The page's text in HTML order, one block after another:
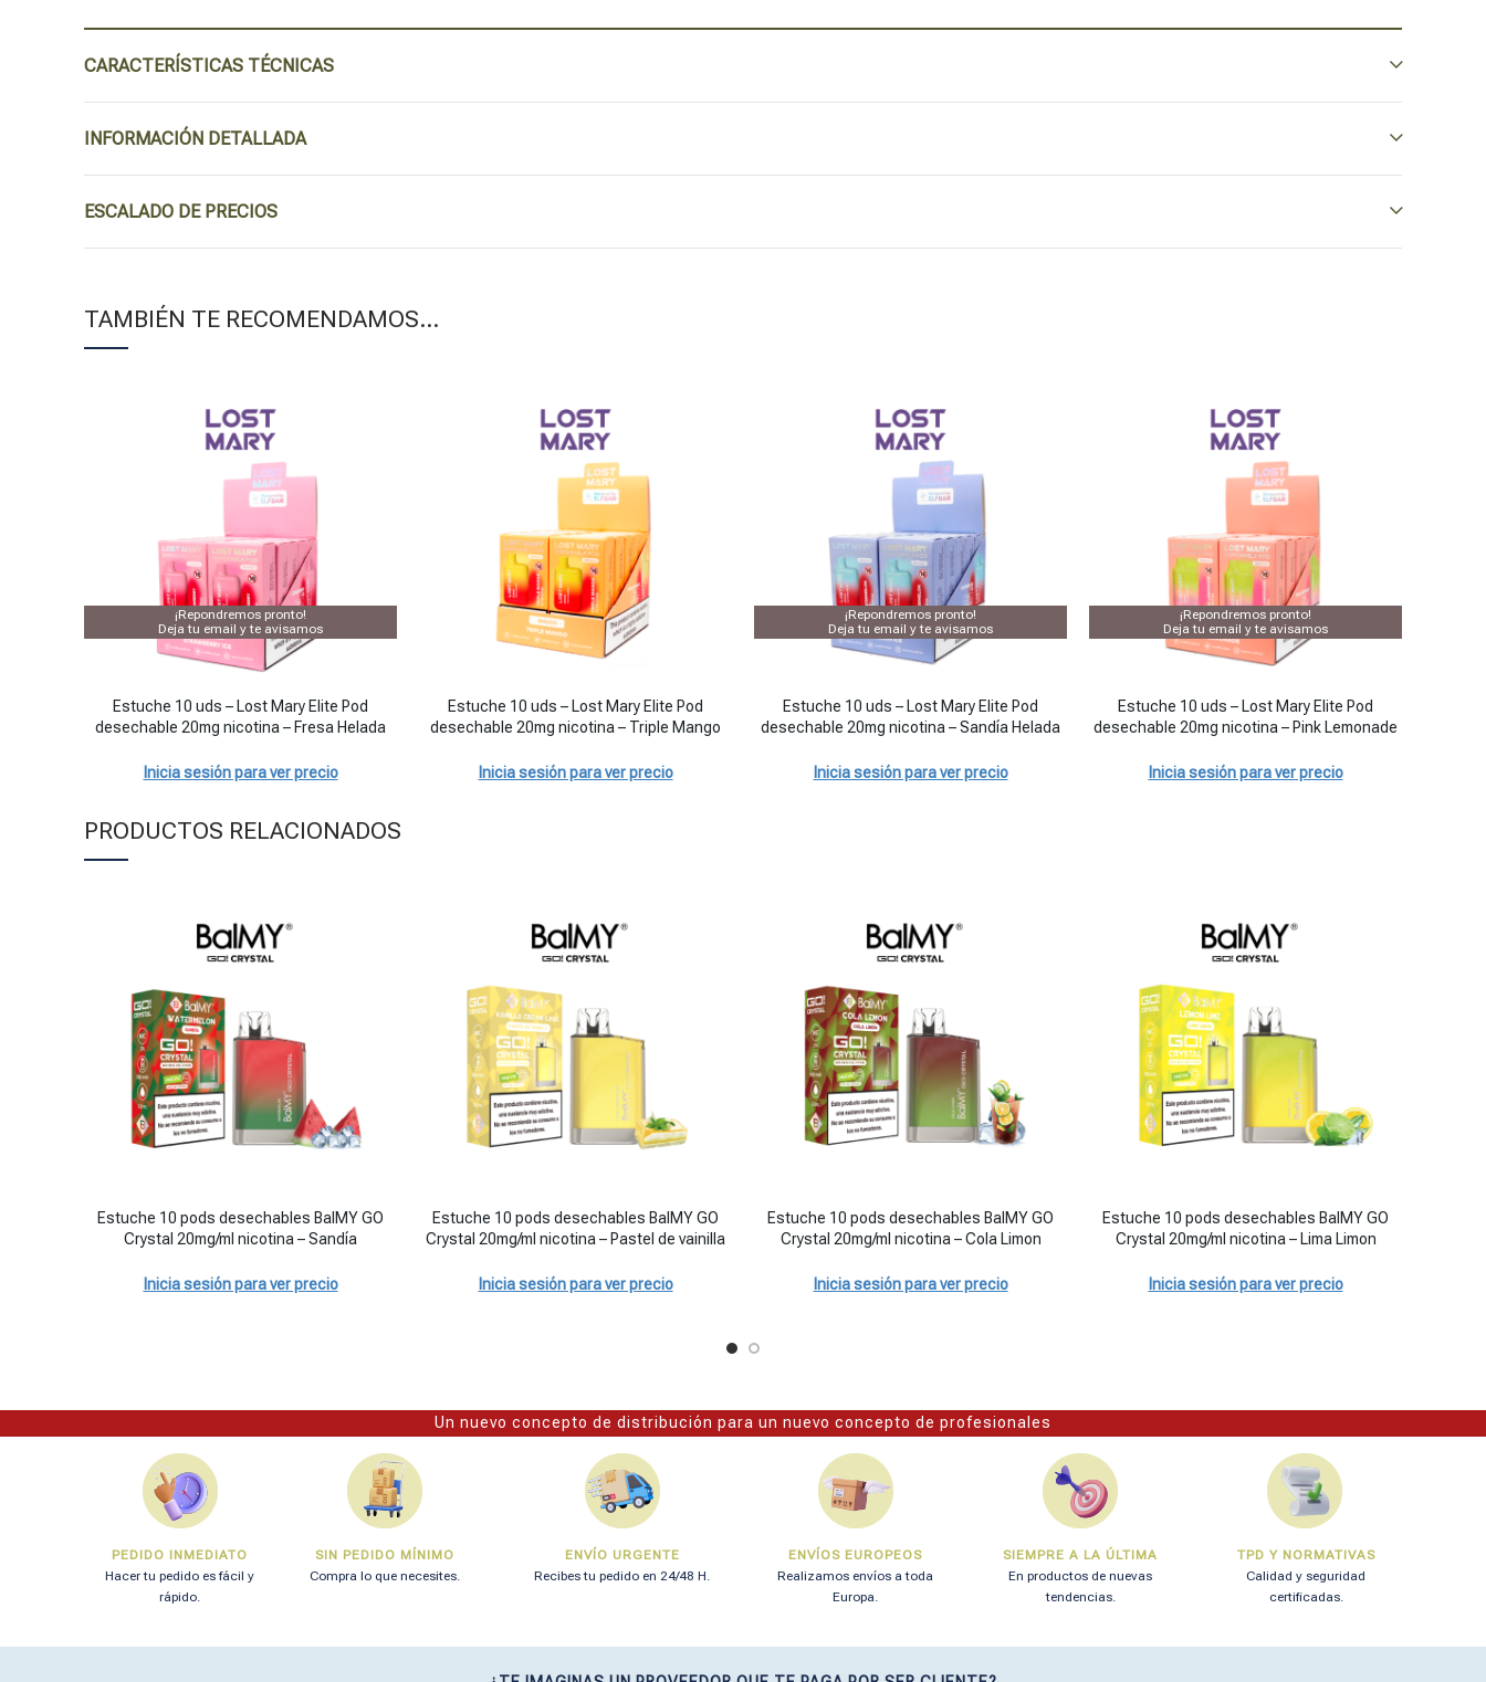
CARACTERÍSTICAS TÉCNICAS
INFORMACIÓN DETALLADA
ESCALADO DE PRECIOS
TAMBIÉN TE RECOMENDAMOS…
¡Repondremos pronto!
Deja tu email y te avisamos
SIN STOCK
Estuche 10 uds – Lost Mary Elite Pod
desechable 20mg nicotina – Fresa Helada
Inicia sesión para ver precio
Estuche 10 uds - Lost Mary Elite Pod desechable 20mg nicotina - Triple Mango cantidad
Estuche 10 uds – Lost Mary Elite Pod
desechable 20mg nicotina – Triple Mango
Inicia sesión para ver precio
¡Repondremos pronto!
Deja tu email y te avisamos
SIN STOCK
Estuche 10 uds – Lost Mary Elite Pod
desechable 20mg nicotina – Sandía Helada
Inicia sesión para ver precio
¡Repondremos pronto!
Deja tu email y te avisamos
SIN STOCK
Estuche 10 uds – Lost Mary Elite Pod
desechable 20mg nicotina – Pink Lemonade
Inicia sesión para ver precio
PRODUCTOS RELACIONADOS
Estuche 10 pods desechables BalMY GO Crystal 20mg/ml nicotina – Sandía cantidad
Estuche 10 pods desechables BalMY GO
Crystal 20mg/ml nicotina – Sandía
Inicia sesión para ver precio
Estuche 10 pods desechables BalMY GO Crystal 20mg/ml nicotina – Pastel de vainilla cantidad
Estuche 10 pods desechables BalMY GO
Crystal 20mg/ml nicotina – Pastel de vainilla
Inicia sesión para ver precio
Estuche 10 pods desechables BalMY GO Crystal 20mg/ml nicotina – Cola Limon cantidad
Estuche 10 pods desechables BalMY GO
Crystal 20mg/ml nicotina – Cola Limon
Inicia sesión para ver precio
Estuche 10 pods desechables BalMY GO Crystal 20mg/
Estuche 10 pods desechables BalMY GO
Crystal 20mg/ml nicotina – Lima Limon
Inicia sesión para ver precio
Un nuevo concepto de distribución para un nuevo concepto de profesionales
PEDIDO INMEDIATO
Hacer tu pedido es fácil y
rápido.
SIN PEDIDO MÍNIMO
Compra lo que necesites.
ENVÍO URGENTE
Recibes tu pedido en 24/48 H.
ENVÍOS EUROPEOS
Realizamos envíos a toda
Europa.
SIEMPRE A LA ÚLTIMA
En productos de nuevas
tendencias.
TPD Y NORMATIVAS
Calidad y seguridad
certificadas.